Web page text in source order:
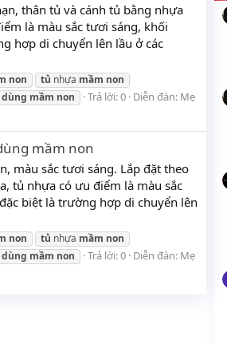
thân tủ và cánh tủ bằng nhựa
là màu sắc tươi sáng, khối
hợp di chuyển lên lầu ở các
non tủ nhựa mầm non
dùng mầm non Trả lời: 0 Diễn đàn: Mẹ
mầm non
màu sắc tươi sáng. Lắp đặt theo
tủ nhựa có ưu điểm là màu sắc
biệt là trường hợp di chuyển lên
non tủ nhựa mầm non
dùng mầm non Trả lời: 0 Diễn đàn: Mẹ